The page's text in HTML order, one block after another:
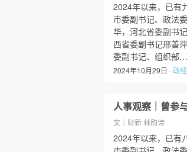
2024年以来，已有
市委副书记、政法
华，河北省委副书记
西省委副书记邢善
委副书记、组织
2024年10月29日 ·政
人事观察｜曾参
文｜财新 林韵诗
2024年以来，已有